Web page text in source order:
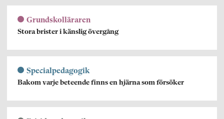
Grundskolläraren
Stora brister i känslig övergång
Specialpedagogik
Bakom varje beteende finns en hjärna som försöker